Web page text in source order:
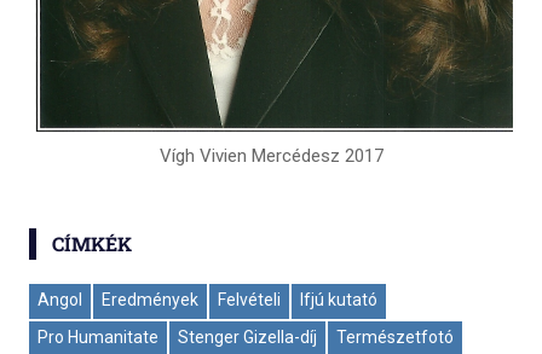
Vígh Vivien Mercédesz 2017
CÍMKÉK
Angol Eredmények Felvételi
Ifjú kutató
Pro Humanitate
Stenger Gizella-díj
Természetfotó